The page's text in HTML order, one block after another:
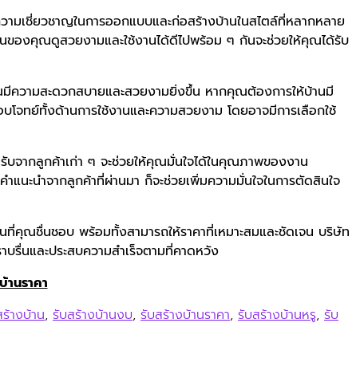
ามเชี่ยวชาญในการออกแบบและก่อสร้างบ้านในสไตล์ที่หลากหลาย
นของคุณดูสวยงามและใช้งานได้ดีไปพร้อม ๆ กันจะช่วยให้คุณได้รับ
ความสะดวกสบายและสวยงามยิ่งขึ้น หากคุณต้องการให้บ้านมี
ทย์ทั้งด้านการใช้งานและความสวยงาม โดยอาจมีการเลือกใช้
จากลูกค้าเก่า ๆ จะช่วยให้คุณมั่นใจได้ในคุณภาพของงาน
ะนำจากลูกค้าที่ผ่านมา ก็จะช่วยเพิ่มความมั่นใจในการตัดสินใจ
ณชื่นชอบ พร้อมทั้งสามารถให้ราคาที่เหมาะสมและชัดเจน บริษัท
นและประสบความสำเร็จตามที่คาดหวัง
านราคา
างบ้าน, รับสร้างบ้านงบ, รับสร้างบ้านราคา, รับสร้างบ้านหรู, รับ